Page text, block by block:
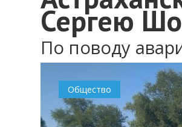
Сергею
По поводу
Общество